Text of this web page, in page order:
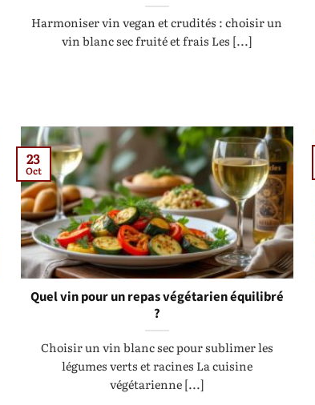
Harmoniser vin vegan et crudités : choisir un
vin blanc sec fruité et frais Les [...]
Quel vin pour un repas végétarien équilibré
?
Choisir un vin blanc sec pour sublimer les
légumes verts et racines La cuisine
végétarienne [...]
23
Oct